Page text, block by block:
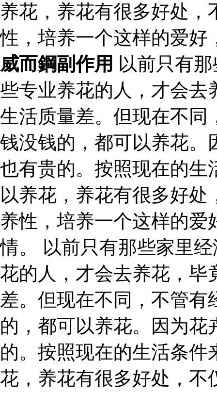
养花，养花有很多好处
性，培养一个这样的爱好
威而鋼副作用 以前只有
些专业养花的人，才会去
生活质量差。但现在不同
钱没钱的，都可以养花。
也有贵的。按照现在的生
以养花，养花有很多好
养性，培养一个这样的
情。 以前只有那些家里
花的人，才会去养花，毕
差。但现在不同，不管
的，都可以养花。因为
的。按照现在的生活条
花，养花有很多好处，不